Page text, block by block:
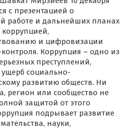
с презентацией о
работе и дальнейших планах
коррупцией,
и цифровизации
Коррупция – одно из
преступлений,
социально-
развитию обществ. Ни
регион или сообщество не
защитой от этого
подрывает развитие
науки,